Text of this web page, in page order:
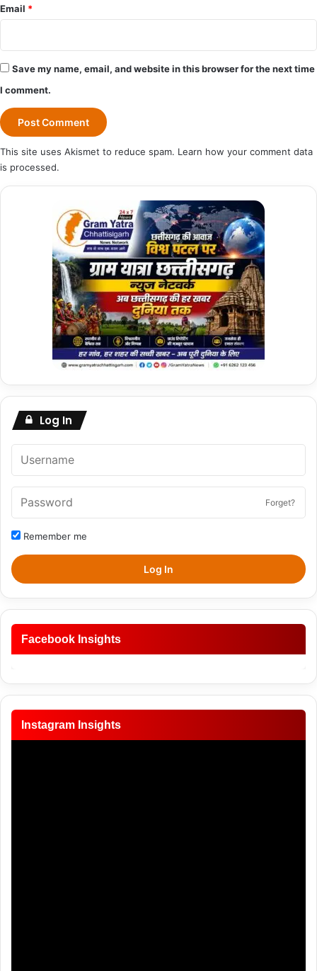
Email *
Save my name, email, and website in this browser for the next time
I comment.
This site uses Akismet to reduce spam. Learn how your comment data
is processed.
Log In
Forget?
Remember me
Log In
Facebook Insights
Instagram Insights